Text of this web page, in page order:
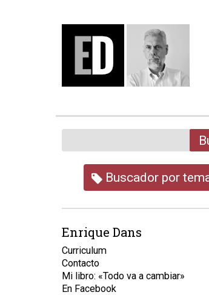
Buscador por
Enrique Dans
Curriculum
Contacto
Mi libro: «Todo va a cambiar»
En Facebook